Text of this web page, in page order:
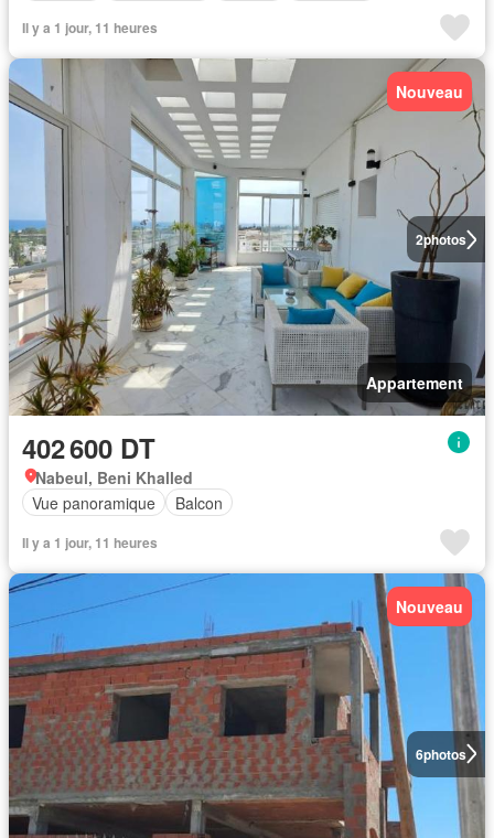
Il y a 1 jour, 11 heures
2photos
Nouveau
Appartement
402 600 DT
Nabeul, Beni Khalled
Vue panoramique
Balcon
Il y a 1 jour, 11 heures
6photos
Nouveau